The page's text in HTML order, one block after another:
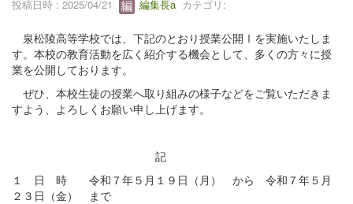
投稿日時 : 2025/04/21 編集長a カテゴリ:
泉松陵高等学校では、下記のとおり授業公開Ⅰを実施いたしま
す。本校の教育活動を広く紹介する機会として、多くの方々に授
業を公開しております。
ぜひ、本校生徒の授業へ取り組みの様子などをご覧いただきま
すよう、よろしくお願い申し上げます。
記
１ 日 時 令和７年５月１９日（月） から 令和７年５月
２３日（金） まで